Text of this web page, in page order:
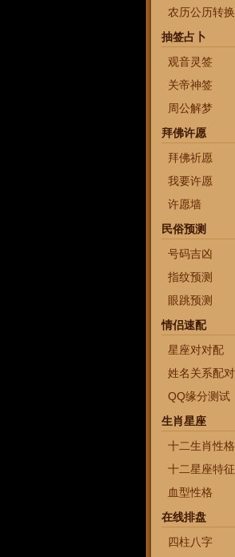
农历公历转换
抽签占卜
观音灵签
关帝神签
周公解梦
拜佛许愿
拜佛祈愿
我要许愿
许愿墙
民俗预测
号码吉凶
指纹预测
眼跳预测
情侣速配
星座对对配
姓名关系配对
QQ缘分测试
生肖星座
十二生肖性格
十二星座特征
血型性格
在线排盘
四柱八字